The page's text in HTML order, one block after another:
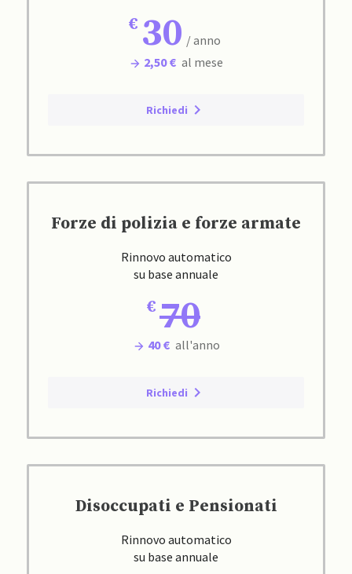
30 / anno
2,50 € al mese
Richiedi
Forze di polizia e forze armate
Rinnovo automatico
su base annuale
70
40 € all'anno
Richiedi
Disoccupati e Pensionati
Rinnovo automatico
su base annuale